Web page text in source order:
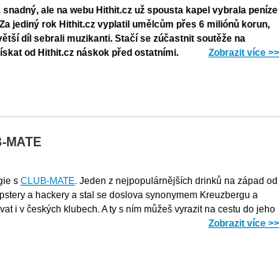
ale na webu Hithit.cz už spousta kapel vybrala peníze
jediný rok Hithit.cz vyplatil umělcům přes 6 miliónů korun,
díl sebrali muzikanti. Stačí se zúčastnit soutěže na
od Hithit.cz náskok před ostatními.
Zobrazit více >>
MATE
s CLUB-MATE. Jeden z nejpopulárnějších drinků na západ od
a hackery a stal se doslova synonymem Kreuzbergu a
i v českých klubech. A ty s ním můžeš vyrazit na cestu do jeho
Zobrazit více >>